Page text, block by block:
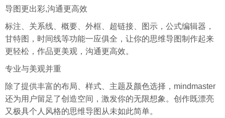
导图更出彩,沟通更高效
标注、关系线、概要、外框、超链接、图示，公式编辑器，
甘特图，时间线等功能一应俱全，让你的思维导图制作起来
更轻松，作品更美观，沟通更高效。
专业与美观并重
除了提供丰富的布局、样式、主题及颜色选择，mindmaster
还为用户留足了创造空间，激发你的无限想象。创作既漂亮
又极具个人风格的思维导图从未如此简单。